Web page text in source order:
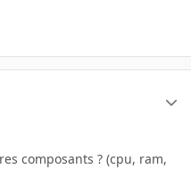
composants ? (cpu, ram,